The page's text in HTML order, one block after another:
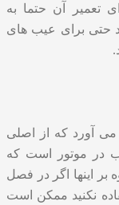
تعمیر آن حتما به
حتی برای عیب های
آورد که از اصلی
در موتور است که
اینها اگر در فصل
نکنید ممکن است